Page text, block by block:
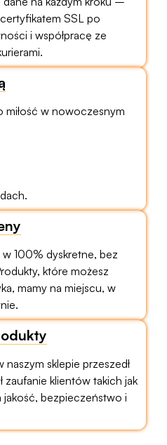
SSL po
i współpracę ze
w nowoczesnym
w 100% dyskretne, bez
które możesz
mamy na miejscu, w
naszym sklepie przeszedł
zaufanie klientów takich jak
jakość, bezpieczeństwo i